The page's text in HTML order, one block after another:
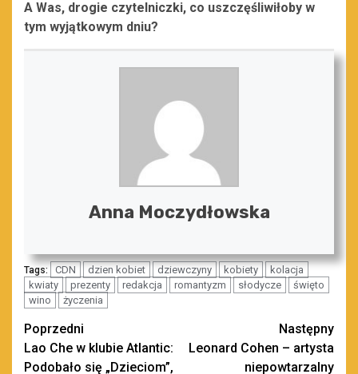
A Was, drogie czytelniczki, co uszczęśliwiłoby w
tym wyjątkowym dniu?
Anna Moczydłowska
Tags: CDN dzien kobiet dziewczyny kobiety
kolacja
kwiaty
prezenty redakcja romantyzm słodycze
święto
wino
życzenia
Zobacz
wpisy
Poprzedni
Lao Che w klubie Atlantic:
Podobało się „Dzieciom”,
Następny
Leonard Cohen – artysta
niepowtarzalny